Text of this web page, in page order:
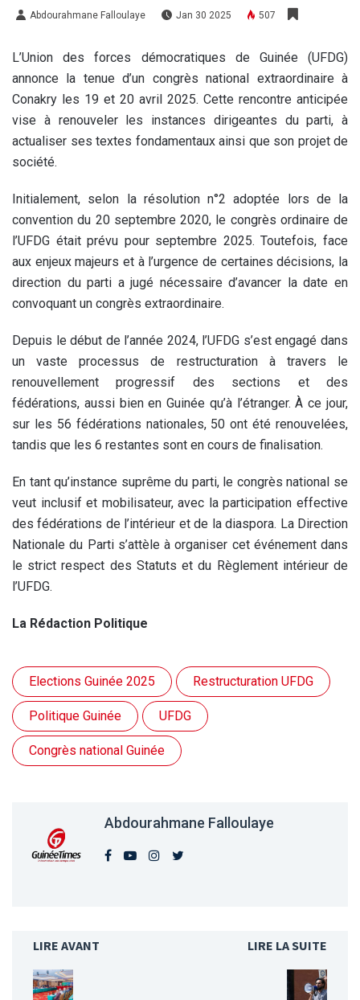
Abdourahmane Falloulaye Jan 30 2025 507
L’Union des forces démocratiques de Guinée (UFDG)
annonce la tenue d’un congrès national extraordinaire à
Conakry les 19 et 20 avril 2025. Cette rencontre anticipée
vise à renouveler les instances dirigeantes du parti, à
actualiser ses textes fondamentaux ainsi que son projet de
société.
Initialement, selon la résolution n°2 adoptée lors de la
convention du 20 septembre 2020, le congrès ordinaire de
l’UFDG était prévu pour septembre 2025. Toutefois, face
aux enjeux majeurs et à l’urgence de certaines décisions, la
direction du parti a jugé nécessaire d’avancer la date en
convoquant un congrès extraordinaire.
Depuis le début de l’année 2024, l’UFDG s’est engagé dans
un vaste processus de restructuration à travers le
renouvellement progressif des sections et des
fédérations, aussi bien en Guinée qu’à l’étranger. À ce jour,
sur les 56 fédérations nationales, 50 ont été renouvelées,
tandis que les 6 restantes sont en cours de finalisation.
En tant qu’instance suprême du parti, le congrès national se
veut inclusif et mobilisateur, avec la participation effective
des fédérations de l’intérieur et de la diaspora. La Direction
Nationale du Parti s’attèle à organiser cet événement dans
le strict respect des Statuts et du Règlement intérieur de
l’UFDG.
La Rédaction Politique
Elections Guinée 2025 Restructuration UFDG
Politique Guinée UFDG
Congrès national Guinée
Abdourahmane Falloulaye
LIRE AVANT LIRE LA SUITE